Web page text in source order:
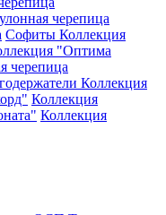
черепица
Софиты Коллекция
"Оптима
черепица
Коллекция
Коллекция
Коллекция